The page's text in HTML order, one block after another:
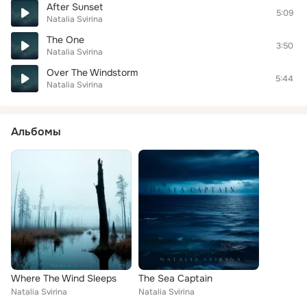
After Sunset
Natalia Svirina
5:09
The One
Natalia Svirina
3:50
Over The Windstorm
Natalia Svirina
5:44
Альбомы
Where The Wind Sleeps
Natalia Svirina
The Sea Captain
Natalia Svirina